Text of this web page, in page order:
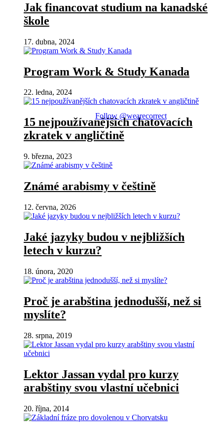
Jak financovat studium na kanadské
škole
17. dubna, 2024
Program Work & Study Kanada
22. ledna, 2024
15 nejpoužívanějších chatovacích
zkratek v angličtině
9. března, 2023
Známé arabismy v češtině
12. června, 2026
Jaké jazyky budou v nejbližších
letech v kurzu?
18. února, 2020
Proč je arabština jednodušší, než si
myslíte?
28. srpna, 2019
Lektor Jassan vydal pro kurzy
arabštiny svou vlastní učebnici
20. října, 2014
Follow @wearecorrect